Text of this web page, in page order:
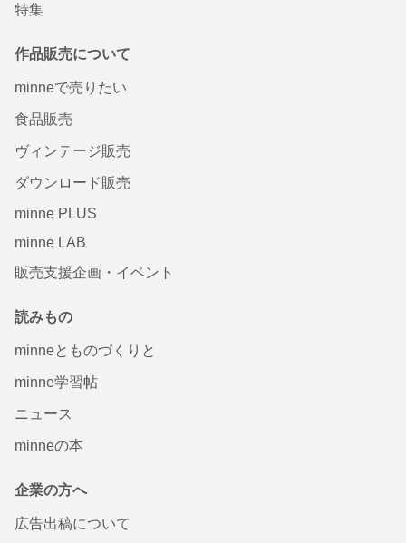
特集
作品販売について
minneで売りたい
食品販売
ヴィンテージ販売
ダウンロード販売
minne PLUS
minne LAB
販売支援企画・イベント
読みもの
minneとものづくりと
minne学習帖
ニュース
minneの本
企業の方へ
広告出稿について